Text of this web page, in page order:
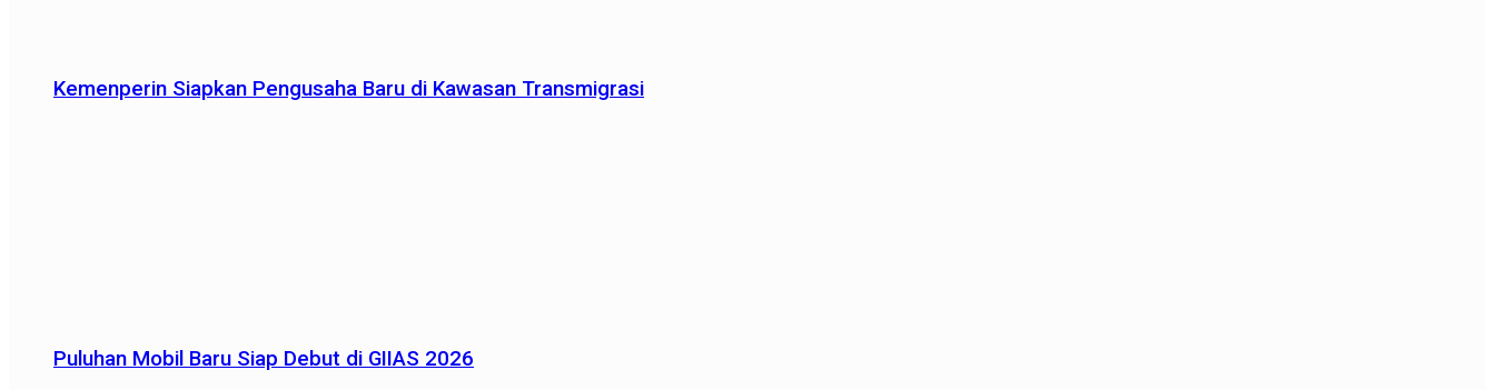
Kemenperin Siapkan Pengusaha Baru di Kawasan Transmigrasi
Puluhan Mobil Baru Siap Debut di GIIAS 2026